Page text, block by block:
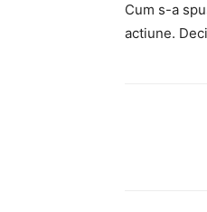
Cum s-a
actiune.